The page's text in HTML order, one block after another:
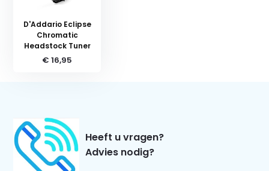
D'Addario Eclipse
Chromatic
Headstock Tuner
€ 16,95
Heeft u vragen?
Advies nodig?